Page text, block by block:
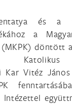
és a
a
döntött
Katolikus
Kar Vitéz János
Intézettel